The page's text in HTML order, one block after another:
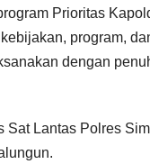
Prioritas
program,
dengan
Sat Lantas Polres